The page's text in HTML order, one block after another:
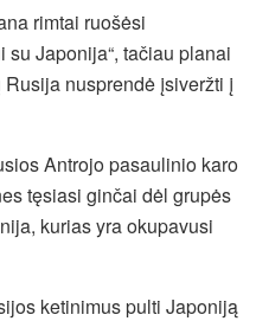
rimtai ruošėsi
Japonija“, tačiau planai
nusprendė įsiveržti į
Antrojo pasaulinio karo
tęsiasi ginčai dėl grupės
kurias yra okupavusi
ketinimus pulti Japoniją